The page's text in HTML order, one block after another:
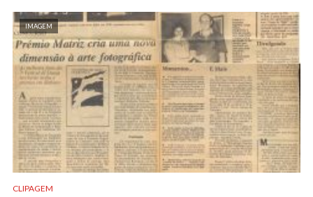
IMAGEM
CLIPAGEM